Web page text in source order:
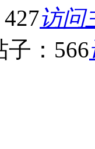
访问
子：566